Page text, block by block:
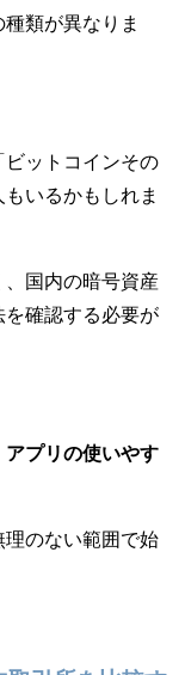
類が異なりま
ットコインその
いるかもしれま
国内の暗号資産
確認する必要が
プリの使いやす
理のない範囲で始